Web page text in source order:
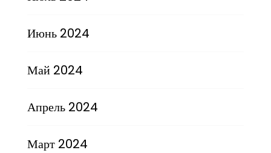
Июнь 2024
Май 2024
Апрель 2024
Март 2024